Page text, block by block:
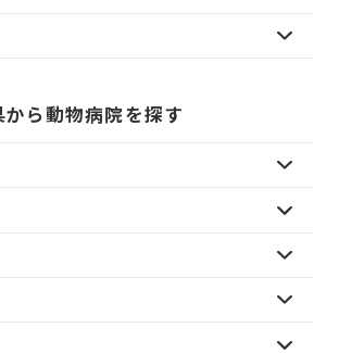
ら動物病院を探す